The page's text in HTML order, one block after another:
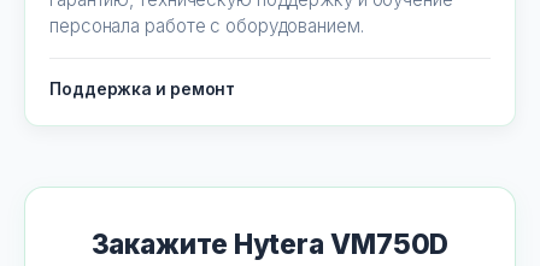
персонала работе с оборудованием.
Поддержка и ремонт
Закажите Hytera VM750D